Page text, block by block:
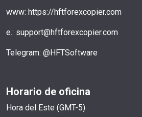
www: https://hftforexcopier.com
e.: support@hftforexcopier.com
Telegram: @HFTSoftware
Horario de oficina
Hora del Este (GMT-5)